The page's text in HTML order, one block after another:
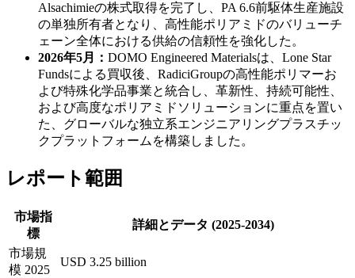
Alsachimieの株式取得を完了し、PA 6.6前駆体生産施設
の単独所有者となり、高性能ポリアミドのバリューチ
ェーン全体における供給の信頼性を強化した。
2026年5月： DOMO Engineered Materialsは、Lone Star
Fundsによる買収後、RadiciGroupの高性能ポリマーお
よび特殊化学品事業と統合し、革新性、持続可能性、
および高度なポリアミドソリューションに重点を置い
た、グローバルな独立系エンジニアリングプラスチッ
クプラットフォームを構築しました。
レポート範囲
市場指
標
詳細とデータ (2025-2034)
市場規
模 2025
USD 3.25 billion